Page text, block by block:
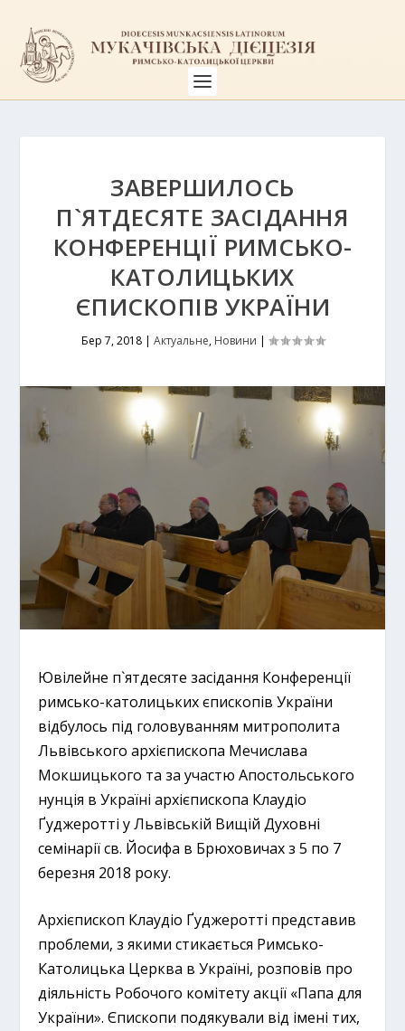
ЗАВЕРШИЛОСЬ
П`ЯТДЕСЯТЕ ЗАСІДАННЯ
КОНФЕРЕНЦІЇ РИМСЬКО-
КАТОЛИЦЬКИХ
ЄПИСКОПІВ УКРАЇНИ
Бер 7, 2018| Актуальне, Новини |
Ювілейне п`ятдесяте засідання Конференції
римсько-католицьких єпископів України
відбулось під головуванням митрополита
Львівського архієпископа Мечислава
Мокшицького та за участю Апостольського
нунція в Україні архієпископа Клаудіо
Ґуджеротті у Львівській Вищій Духовні
семінарії св. Йосифа в Брюховичах з 5 по 7
березня 2018 року.
Архієпископ Клаудіо Ґуджеротті представив
проблеми, з якими стикається Римсько-
Католицька Церква в Україні, розповів про
діяльність Робочого комітету акції «Папа для
України». Єпископи подякували від імені тих,